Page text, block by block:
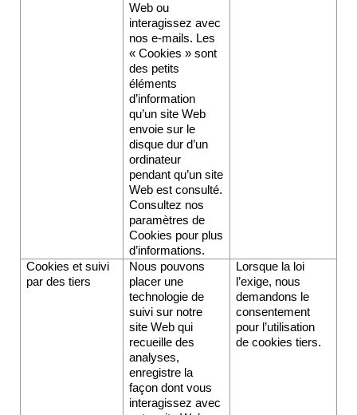
Web ou
interagissez avec
nos e-mails. Les
« Cookies » sont
des petits
éléments
d’information
qu’un site Web
envoie sur le
disque dur d’un
ordinateur
pendant qu’un site
Web est consulté.
paramètres de
Cookies pour plus
d’informations.
Cookies et suivi
par des tiers
Nous pouvons
placer une
technologie de
suivi sur notre
site Web qui
recueille des
analyses,
enregistre la
façon dont vous
interagissez avec
Lorsque la loi
l’exige, nous
demandons le
consentement
pour l’utilisation
de cookies tiers.